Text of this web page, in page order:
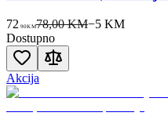
72 90KM78,00 KM−5KM
Dostupno
Akcija